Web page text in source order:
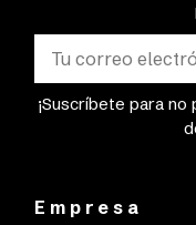
¡Suscríbete para
Empresa